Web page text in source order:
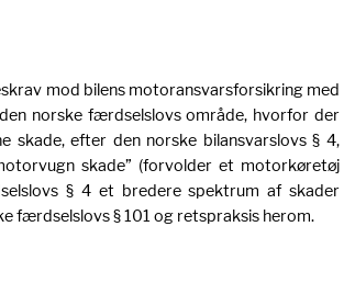
mod bilens motoransvarsforsikring med
norske færdselslovs område, hvorfor der
skade, efter den norske bilansvarslovs § 4,
skade” (forvolder et motorkøretøj
§ 4 et bredere spektrum af skader
færdselslovs § 101 og retspraksis herom.